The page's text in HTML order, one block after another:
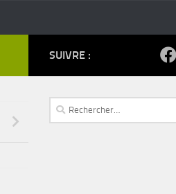
SUIVRE :
Rechercher :